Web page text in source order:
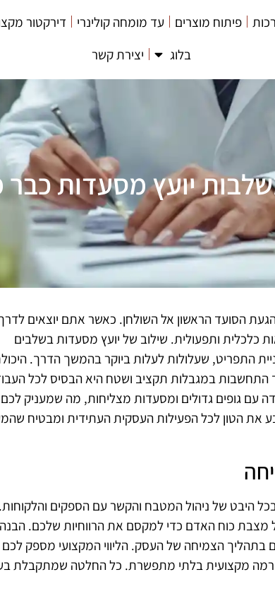
פיתוח מוצרים עד מומחה קולינרי דירקטור
בלוג
יצירת קשר
יועץ מסעדות כבר
הסועד הראשון אל השולחן. כאשר אתם יוצאים
כלכלית ותפעולית. שילוב של יועץ מסעדות בשלבים
התפריט, שעלולות לעלות ביוקר בהמשך הדרך.
התחשבות במגבלות תקציב ושטח היא הבסיס לכל
עם גופים גדולים ומסעדות מצליחות, מה שמעניק לכם
קובע את הטון לכל הפעילות העסקית העתידית ומבטיח
היבט של ניהול המטבח והקשר עם הספקים והלקוחות.
מצבת כוח האדם כדי למקסם את הרווחיות שלכם. הבנה
בתהליך הצמיחה של העסק. הליווי המקצועי מספק
רמה מקצועית בלתי מתפשרת. כל החלטה שמתקבלת